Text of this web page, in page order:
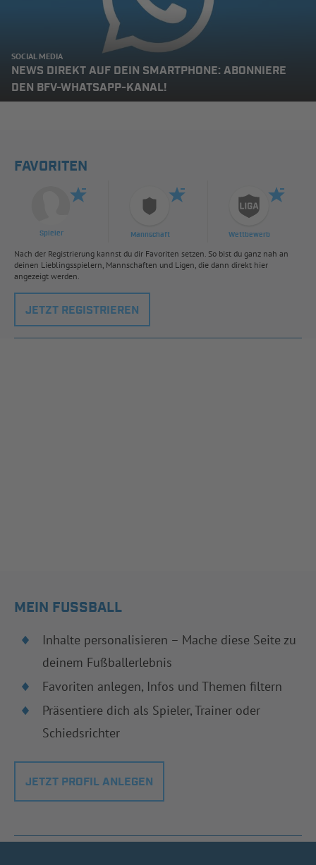
SOCIAL MEDIA
NEWS DIREKT AUF DEIN SMARTPHONE: ABONNIERE
DEN BFV-WHATSAPP-KANAL!
FAVORITEN
Spieler Mannschaft Wettbewerb
Nach der Registrierung kannst du dir Favoriten setzen. So bist du ganz nah an
deinen Lieblingsspielern, Mannschaften und Ligen, die dann direkt hier
angezeigt werden.
JETZT REGISTRIEREN
MEIN FUSSBALL
Inhalte personalisieren – Mache diese Seite zu
deinem Fußballerlebnis
Favoriten anlegen, Infos und Themen filtern
Präsentiere dich als Spieler, Trainer oder
Schiedsrichter
JETZT PROFIL ANLEGEN